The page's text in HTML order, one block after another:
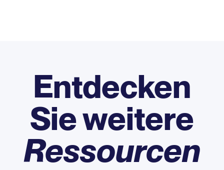
Entdecken
Sie weitere
Ressourcen